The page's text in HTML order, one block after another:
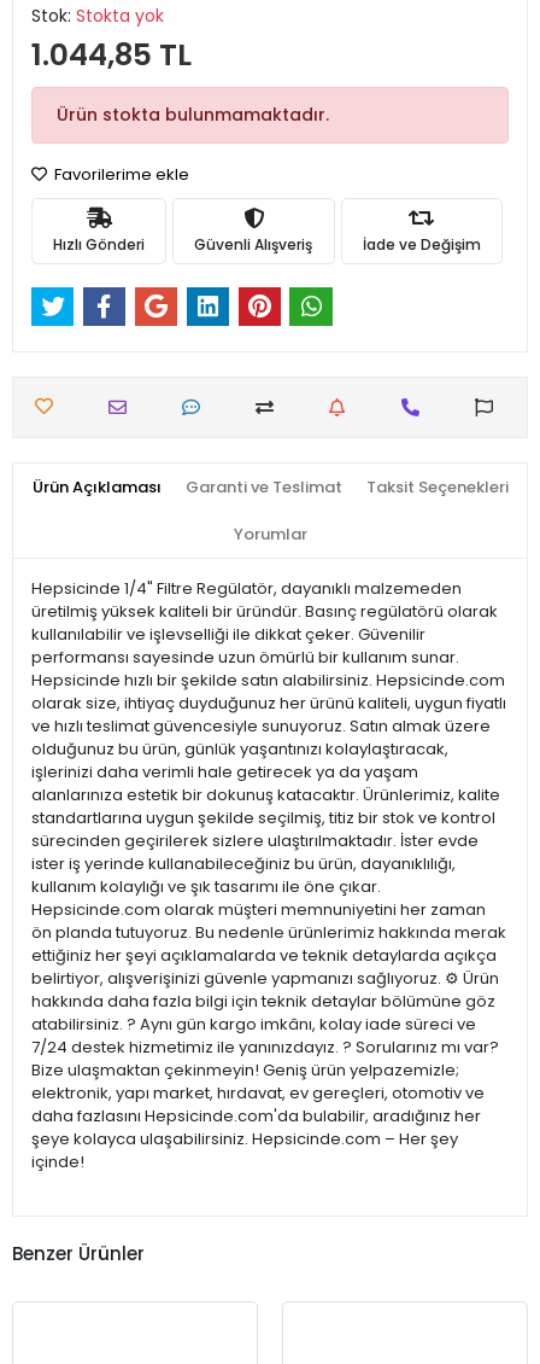
Stok: Stokta yok
1.044,85 TL
Ürün stokta bulunmamaktadır.
Favorilerime ekle
Hızlı Gönderi Güvenli Alışveriş İade ve Değişim
Ürün Açıklaması Garanti ve Teslimat Taksit Seçenekleri
Yorumlar
Hepsicinde 1/4" Filtre Regülatör, dayanıklı malzemeden
üretilmiş yüksek kaliteli bir üründür. Basınç regülatörü olarak
kullanılabilir ve işlevselliği ile dikkat çeker. Güvenilir
performansı sayesinde uzun ömürlü bir kullanım sunar.
Hepsicinde hızlı bir şekilde satın alabilirsiniz. Hepsicinde.com
olarak size, ihtiyaç duyduğunuz her ürünü kaliteli, uygun fiyatlı
ve hızlı teslimat güvencesiyle sunuyoruz. Satın almak üzere
olduğunuz bu ürün, günlük yaşantınızı kolaylaştıracak,
işlerinizi daha verimli hale getirecek ya da yaşam
alanlarınıza estetik bir dokunuş katacaktır. Ürünlerimiz, kalite
standartlarına uygun şekilde seçilmiş, titiz bir stok ve kontrol
sürecinden geçirilerek sizlere ulaştırılmaktadır. İster evde
ister iş yerinde kullanabileceğiniz bu ürün, dayanıklılığı,
kullanım kolaylığı ve şık tasarımı ile öne çıkar.
Hepsicinde.com olarak müşteri memnuniyetini her zaman
ön planda tutuyoruz. Bu nedenle ürünlerimiz hakkında merak
ettiğiniz her şeyi açıklamalarda ve teknik detaylarda açıkça
belirtiyor, alışverişinizi güvenle yapmanızı sağlıyoruz. ⚙️ Ürün
hakkında daha fazla bilgi için teknik detaylar bölümüne göz
atabilirsiniz. ? Aynı gün kargo imkânı, kolay iade süreci ve
7/24 destek hizmetimiz ile yanınızdayız. ? Sorularınız mı var?
Bize ulaşmaktan çekinmeyin! Geniş ürün yelpazemizle;
elektronik, yapı market, hırdavat, ev gereçleri, otomotiv ve
daha fazlasını Hepsicinde.com'da bulabilir, aradığınız her
şeye kolayca ulaşabilirsiniz. Hepsicinde.com – Her şey
içinde!
Benzer Ürünler